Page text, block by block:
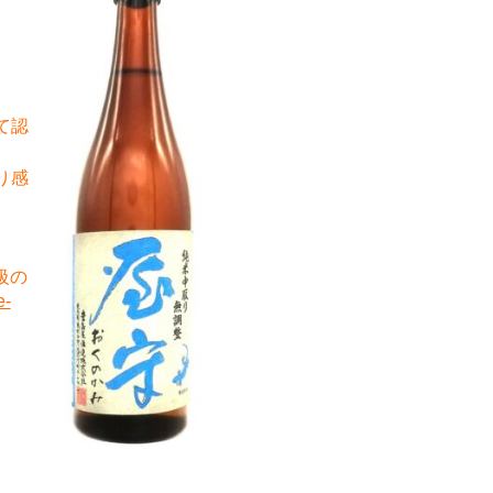
認
感
の